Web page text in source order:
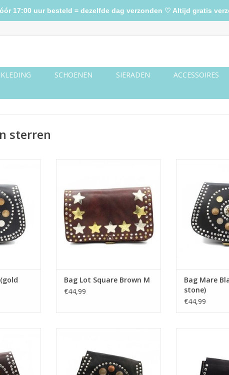
KLEDING SCHOENEN SIERADEN ACCESSOIRES
sterren
Bag Lot Square Brown M
€44,99
Bag Mare
stone)
€44,99
17:00 uur besteld = dezelfde dag verzonden ♡ Altijd gratis